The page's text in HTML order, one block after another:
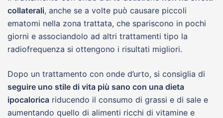
collaterali, anche se a volte può causare piccoli
ematomi nella zona trattata, che spariscono in pochi
giorni e associandolo ad altri trattamenti tipo la
radiofrequenza si ottengono i risultati migliori.
Dopo un trattamento con onde d’urto, si consiglia di
seguire uno stile di vita più sano con una dieta
ipocalorica riducendo il consumo di grassi e di sale e
aumentando quello di alimenti ricchi di vitamine e